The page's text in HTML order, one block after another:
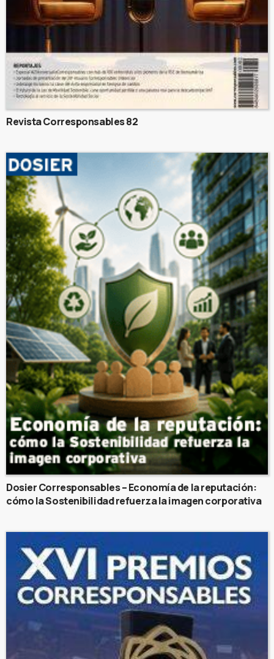
Revista Corresponsables 82
Dosier Corresponsables – Economía de la reputación:
cómo la Sostenibilidad refuerza la imagen corporativa